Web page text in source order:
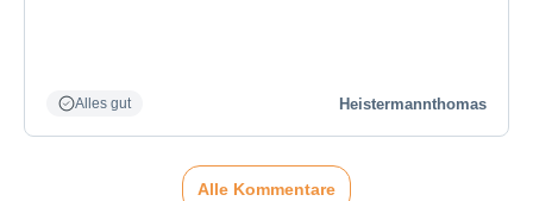
Alles gut Heistermannthomas
Alle Kommentare